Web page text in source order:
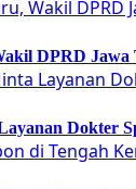
DPRD
Dokter